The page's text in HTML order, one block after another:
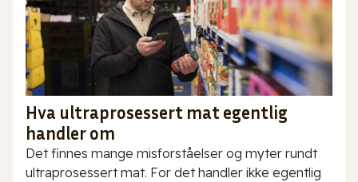
Hva ultraprosessert mat egentlig
handler om
Det finnes mange misforståelser og myter rundt
ultraprosessert mat. For det handler ikke egentlig